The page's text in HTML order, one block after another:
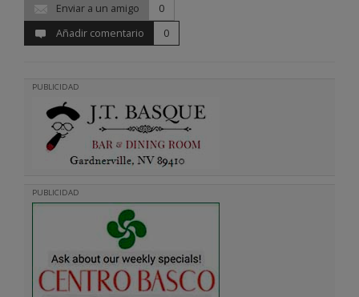
Enviar a un amigo
0
Añadir comentario
0
PUBLICIDAD
PUBLICIDAD